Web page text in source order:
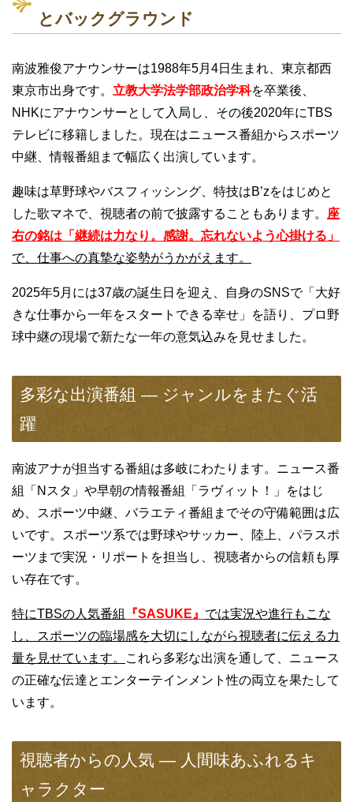
とバックグラウンド
南波雅俊アナウンサーは1988年5月4日生まれ、東京都西
東京市出身です。 立教大学法学部政治学科を卒業後、
NHKにアナウンサーとして入局し、その後2020年にTBS
テレビに移籍しました。現在はニュース番組からスポーツ
中継、情報番組まで幅広く出演しています。
趣味は草野球やバスフィッシング、特技はB’zをはじめと
した歌マネで、視聴者の前で披露することもあります。 座
右の銘は「継続は力なり。感謝。忘れないよう心掛ける」
で、仕事への真摯な姿勢がうかがえます。
2025年5月には37歳の誕生日を迎え、自身のSNSで「大好
きな仕事から一年をスタートできる幸せ」を語り、プロ野
球中継の現場で新たな一年の意気込みを見せました。
多彩な出演番組 — ジャンルをまたぐ活
躍
南波アナが担当する番組は多岐にわたります。ニュース番
組「Nスタ」や早朝の情報番組「ラヴィット！」をはじ
め、スポーツ中継、バラエティ番組までその守備範囲は広
いです。スポーツ系では野球やサッカー、陸上、パラスポ
ーツまで実況・リポートを担当し、視聴者からの信頼も厚
い存在です。
特にTBSの人気番組 『SASUKE』 では実況や進行もこな
し、スポーツの臨場感を大切にしながら視聴者に伝える力
量を見せています。
これら多彩な出演を通して、ニュース
の正確な伝達とエンターテインメント性の両立を果たして
います。
視聴者からの人気 — 人間味あふれるキ
ャラクター